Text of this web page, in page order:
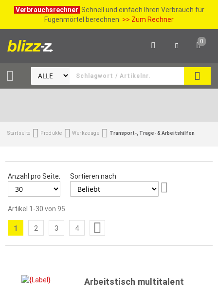
Verbrauchsrechner Schnell und einfach Ihren Verbrauch für
Fugenmörtel berechnen >> Zum Rechner
SUCHE
0
Startseite Produkte Werkzeuge Transport-, Trage- & Arbeitshilfen
Anzahl pro Seite:
Sortieren nach
Artikel 1 -30 von95
Sie
1 Seite
2 Seite
3 Seite
4
Arbeitstisch multitalent